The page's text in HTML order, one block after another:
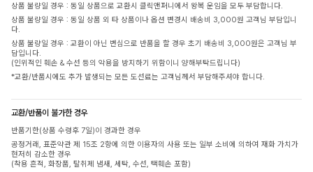
상품 불량일 경우 : 동일 상품으로 교환시 클릭앤퍼니에서 왕복 운임을 모두 부담합니다.
상품 불량일 경우 : 동일 상품 외 타 상품이나 옵션 변경시 배송비 3,000원 고객님 부담입니
다.
상품 불량일 경우 : 교환이 아닌 변심으로 반품을 할 경우 초기 배송비 3,000원은 고객님 부
담입니다.
(인위적인 훼손 & 수선 등의 악용을 방지하기 위함이니 양해부탁드립니다)
*교환/반품시에도 추가 발생되는 모든 도선료는 고객님께서 부담해주셔야 합니다.
교환/반품이 불가한 경우
반품기한(상품 수령후 7일)이 경과한 경우
공정거래, 표준약관 제 15조 2항에 의한 이용자의 사용 또는 일부 소비에 의하여 재화 가치가
현저히 감소한 경우
(착용 흔적, 화장품, 탈취제 냄새, 세탁, 수선, 택훼손 포함)